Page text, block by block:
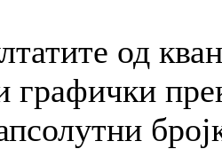
од
графички